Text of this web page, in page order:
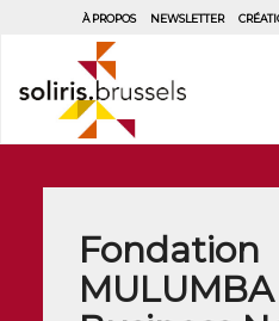
À PROPOS NEWSLETTER
Fondation